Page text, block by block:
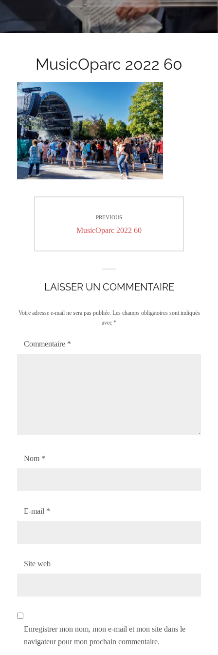
MusicOparc 2022 60
PREVIOUS
Previous
MusicOparc 2022 60
LAISSER UN COMMENTAIRE
Votre adresse e-mail ne sera pas publiée. Les champs obligatoires sont indiqués
avec *
Commentaire *
Nom *
E-mail *
Site web
Enregistrer mon nom, mon e-mail et mon site dans le
navigateur pour mon prochain commentaire.